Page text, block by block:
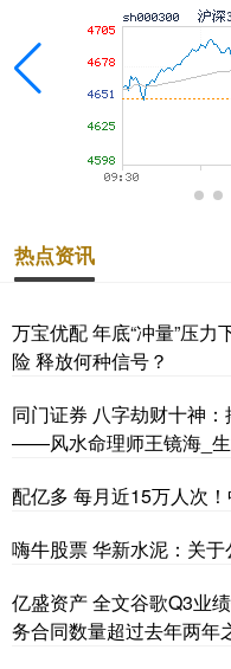
热点资讯
万宝优配 年底“冲量”压
险 释放何种信号？
同门证券 八字劫财十神
——风水命理师王镜海_
配亿多 每月近15万人次
嗨牛股票 华新水泥：关
亿盛资产 全文谷歌Q3业
务合同数量超过去年两年